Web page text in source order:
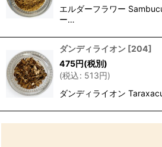
エルダーフラワー
ー…
ダンディライオン [204]
475円(税別)
(税込: 513円)
ダンディライオン